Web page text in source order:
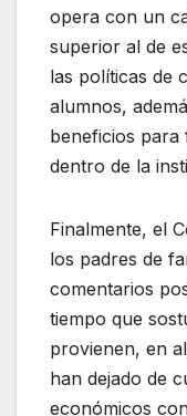
opera con un
superior al de
las políticas de
alumnos,
beneficios para
dentro de la
Finalmente, el
los padres de
comentarios
tiempo que
provienen, en
han dejado de
económicos